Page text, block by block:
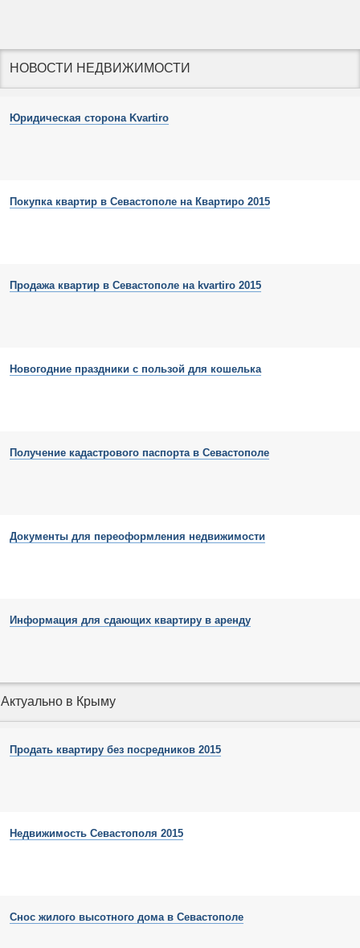
НОВОСТИ НЕДВИЖИМОСТИ
Юридическая сторона Kvartiro
Покупка квартир в Севастополе на Квартиро 2015
Продажа квартир в Севастополе на kvartiro 2015
Новогодние праздники с пользой для кошелька
Получение кадастрового паспорта в Севастополе
Документы для переоформления недвижимости
Информация для сдающих квартиру в аренду
Актуально в Крыму
Продать квартиру без посредников 2015
Недвижимость Севастополя 2015
Снос жилого высотного дома в Севастополе